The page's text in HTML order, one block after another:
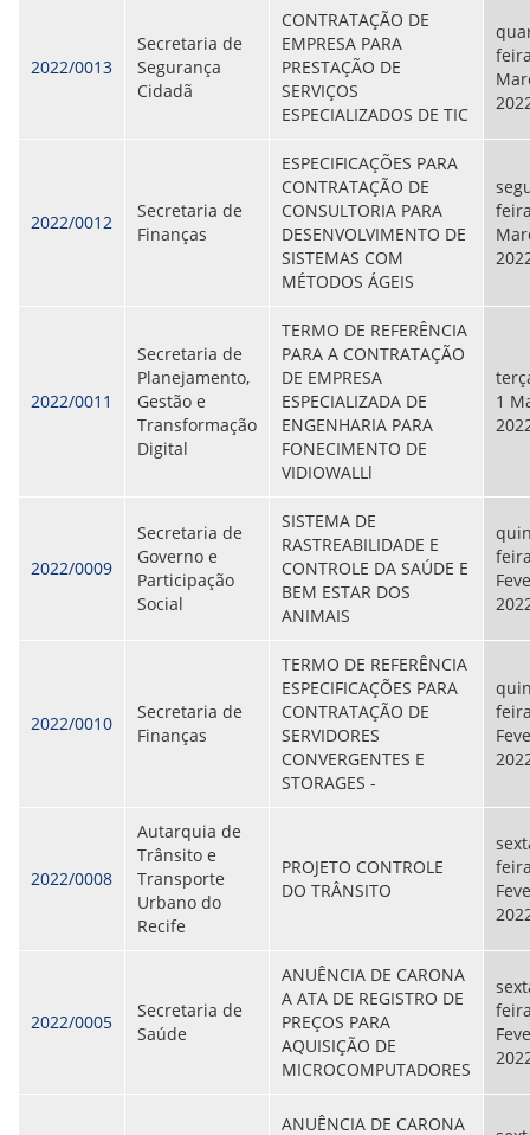
REGULAMENTO INTERNO DE LICITAÇÕES E
CONTRATO
GESTÃO DE PESSOAS
PARTICIPAÇÃO NOS LUCROS E RESULTADOS
CONSULTA MEUS RECURSOS PLR
CONSULTA TODOS RECURSOS PLR
CONSULTA QUESTIONAMENTO / ESCLARECIMENTO
PGDE - PROGRAMA DE GERENCIAMENTO DO
DESEMPENHO DOS EMPREGADOS DA EMPREL
AFASTAMENTOS DOS FUNCIONÁRIOS
CAPACITAÇÃO
EVENTOS DA EMPREL
PPP - PERFIL PROFISSIOGRÁFICO
PREVIDENCIÁRIO
PROGRAMA DE ESTAGIÁRIO
SAÚDE DO TRABALHADOR
PGDE 2022
PGDE 2023
PGDE 2024
BOLETIM INFORMATIVO
BPM-DAF
ORIENTAÇÕES TÉCNICAS
SEGURANÇA DA INFORMAÇÃO
RISI - FAQ (PERGUNTAS FREQUENTES)
CATÁLOGO DE SERVIÇOS DE TIC
PARECERES TÉCNICOS
ORIENTAÇÕES
MODELO
PARECERES TÉCNICOS EMITIDOS
PUBLICAÇÕES
DIVERSOS
ATAS DA CIPA
ATAS E RESOLUÇÕES DO CONSELHO FISCAL
2022/0013
Secretaria de
Segurança
Cidadã
CONTRATAÇÃO DE
EMPRESA PARA
PRESTAÇÃO DE
SERVIÇOS
ESPECIALIZADOS DE TIC
2022/0012
Secretaria de
Finanças
ESPECIFICAÇÕES PARA
CONTRATAÇÃO DE
CONSULTORIA PARA
DESENVOLVIMENTO DE
SISTEMAS COM
MÉTODOS ÁGEIS
2022/0011
Secretaria de
Planejamento,
Gestão e
Transformação
Digital
TERMO DE REFERÊNCIA
PARA A CONTRATAÇÃO
DE EMPRESA
ESPECIALIZADA DE
ENGENHARIA PARA
FONECIMENTO DE
VIDIOWALLl
1
2022/0009
Secretaria de
Governo e
Participação
Social
SISTEMA DE
RASTREABILIDADE E
CONTROLE DA SAÚDE E
BEM ESTAR DOS
ANIMAIS
2022/0010
Secretaria de
Finanças
TERMO DE REFERÊNCIA
ESPECIFICAÇÕES PARA
CONTRATAÇÃO DE
SERVIDORES
CONVERGENTES E
STORAGES -
2022/0008
Autarquia de
Trânsito e
Transporte
Urbano do
Recife
PROJETO CONTROLE
DO TRÂNSITO
2022/0005
Secretaria de
Saúde
ANUÊNCIA DE CARONA
A ATA DE REGISTRO DE
PREÇOS PARA
AQUISIÇÃO DE
MICROCOMPUTADORES
ANUÊNCIA DE CARONA